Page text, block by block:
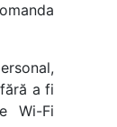
a fi
Wi-Fi